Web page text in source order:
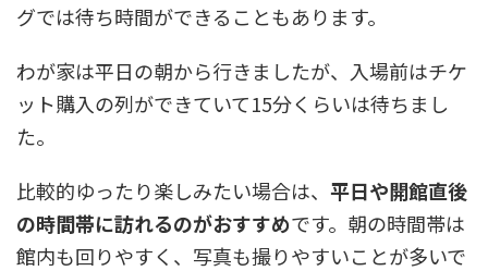
グでは待ち時間ができることもあります。
わが家は平日の朝から行きましたが、入場前はチケ
ット購入の列ができていて15分くらいは待ちまし
た。
比較的ゆったり楽しみたい場合は、 平日や開館直後
の時間帯に訪れるのがおすすめです。朝の時間帯は
館内も回りやすく、写真も撮りやすいことが多いで